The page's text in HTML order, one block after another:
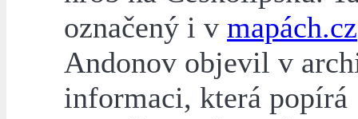
označený i v mapách.cz
Andonov objevil v
informaci, která popírá